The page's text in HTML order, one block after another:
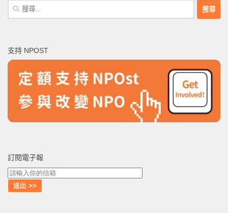
搜
尋
字:
支持 NPOST
訂閱電子報